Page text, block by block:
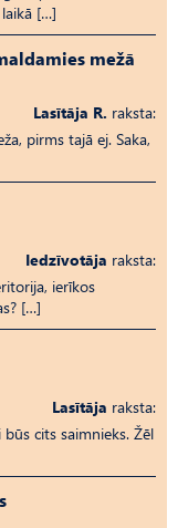
[…]
mežā
Lasītāja R. raksta:
pirms tajā ej. Saka,
Iedzīvotāja raksta:
ierīkos
[…]
Lasītāja raksta:
cits saimnieks. Žēl